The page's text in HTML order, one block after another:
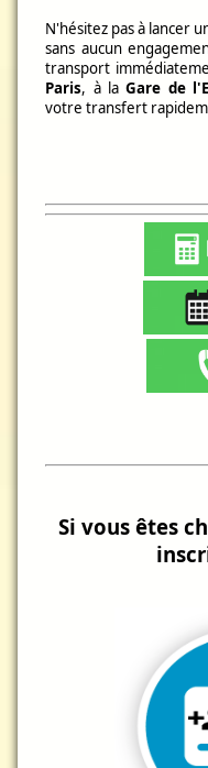
N'hésitez pas à lancer
sans aucun
transport
Paris, à laGare de
votre transfert
Si vous êtes